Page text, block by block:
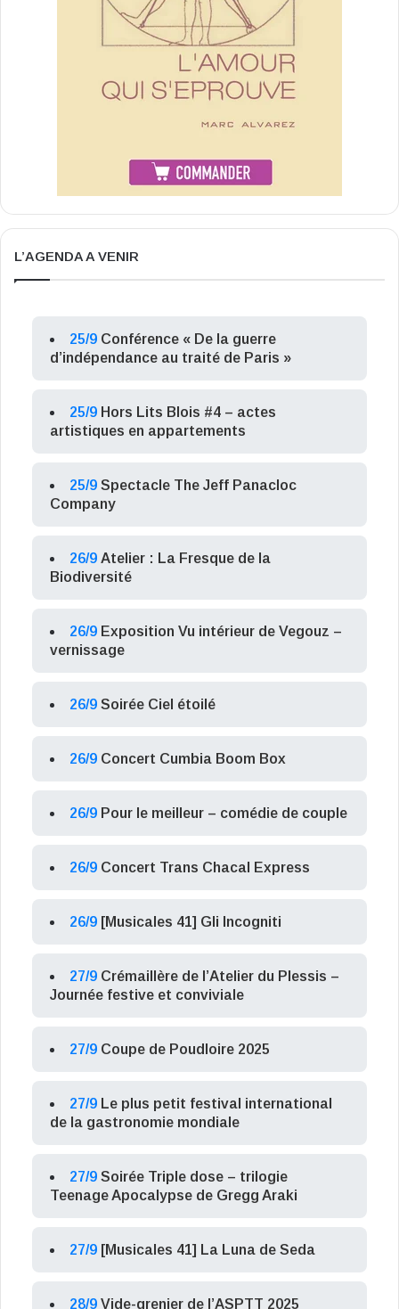
L’AGENDA A VENIR
25/9 Conférence « De la guerre
d’indépendance au traité de Paris »
25/9 Hors Lits Blois #4 – actes
artistiques en appartements
25/9 Spectacle The Jeff Panacloc
Company
26/9 Atelier : La Fresque de la
Biodiversité
26/9 Exposition Vu intérieur de Vegouz –
vernissage
26/9 Soirée Ciel étoilé
26/9 Concert Cumbia Boom Box
26/9 Pour le meilleur – comédie de couple
26/9 Concert Trans Chacal Express
26/9 [Musicales 41] Gli Incogniti
27/9 Crémaillère de l’Atelier du Plessis –
Journée festive et conviviale
27/9 Coupe de Poudloire 2025
27/9 Le plus petit festival international
de la gastronomie mondiale
27/9 Soirée Triple dose – trilogie
Teenage Apocalypse de Gregg Araki
27/9 [Musicales 41] La Luna de Seda
28/9 Vide-grenier de l’ASPTT 2025